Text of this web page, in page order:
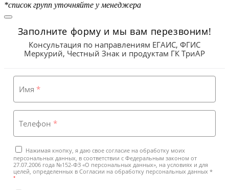
*список групп уточняйте у менеджера
Заполните форму и мы вам перезвоним!
Консультация по направлениям ЕГАИС, ФГИС
Меркурий, Честный Знак и продуктам ГК ТриАР
Имя *
Телефон *
Нажимая кнопку, я даю свое согласие на обработку моих
персональных данных, в соответствии с Федеральным законом от
27.07.2006 года №152-ФЗ «О персональных данных», на условиях и для
целей, определенных в Согласии на обработку персональных данных *
*